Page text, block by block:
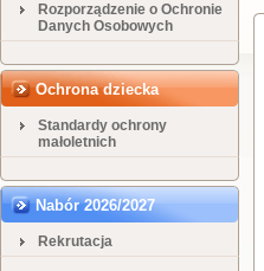
Rozporządzenie o Ochronie
Danych Osobowych
Ochrona dziecka
Standardy ochrony
małoletnich
Nabór 2026/2027
Rekrutacja